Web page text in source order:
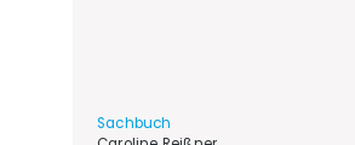
Sachbuch